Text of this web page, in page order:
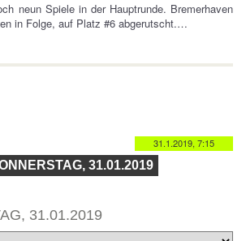
neun Spiele in der Hauptrunde. Bremerhaven
in Folge, auf Platz #6 abgerutscht.…
31.1.2019, 7:15
31.01.2019
31.01.2019